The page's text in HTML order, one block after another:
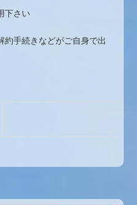
下さい
約手続きなどがご自身で出